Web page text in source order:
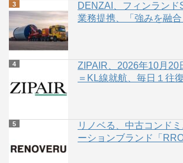
DENZAI、フィンランド
業務提携、「強みを融合
ZIPAIR、2026年10月20
＝KL線就航、毎日１往復
リノベる、中古コンド
ーションブランド「